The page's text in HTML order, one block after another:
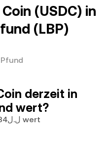
(USDC) in
(LBP)
derzeit in
wert?
1 USDC ist derzeit .ل.ل89.695,34 wert